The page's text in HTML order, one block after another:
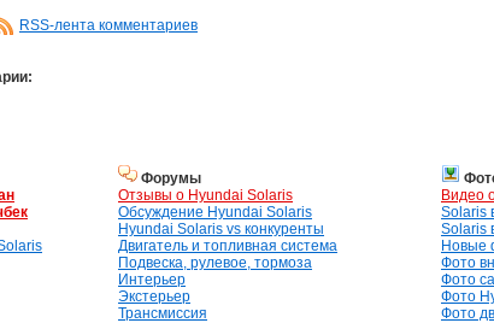
RSS-лента комментариев
Форумы
Отзывы о Hyundai Solaris
Обсуждение Hyundai Solaris
Hyundai Solaris vs конкуренты
Двигатель и топливная система
Подвеска, рулевое, тормоза
Интерьер
Экстерьер
Трансмиссия
Видео
Solaris
Solaris
Новые
Фото
Фото
Фото
Фото